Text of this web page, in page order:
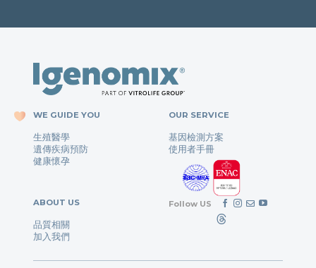
WE GUIDE YOU
生殖醫學
遺傳疾病預防
健康懷孕
OUR SERVICE
基因檢測方案
使用者手冊
ABOUT US
品質相關
加入我們
Follow US